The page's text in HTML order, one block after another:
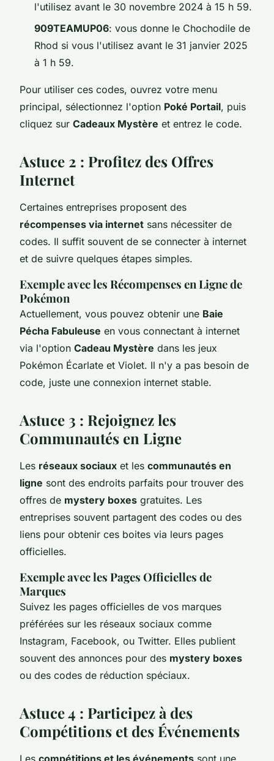
l'utilisez avant le 30 novembre 2024 à 15 h 59.
909TEAMUP06: vous donne le Chochodile de
Rhod si vous l'utilisez avant le 31 janvier 2025
à 1 h 59.
Pour utiliser ces codes, ouvrez votre menu
principal, sélectionnez l'option Poké Portail, puis
cliquez sur Cadeaux Mystère et entrez le code.
Astuce 2 : Profitez des Offres
Internet
Certaines entreprises proposent des
récompenses via internet sans nécessiter de
codes. Il suffit souvent de se connecter à internet
et de suivre quelques étapes simples.
Exemple avec les Récompenses en Ligne de
Pokémon
Actuellement, vous pouvez obtenir une Baie
Pécha Fabuleuse en vous connectant à internet
via l'option Cadeau Mystère dans les jeux
Pokémon Écarlate et Violet. Il n'y a pas besoin de
code, juste une connexion internet stable.
Astuce 3 : Rejoignez les
Communautés en Ligne
Les réseaux sociaux et les communautés en
ligne sont des endroits parfaits pour trouver des
offres de mystery boxes gratuites. Les
entreprises souvent partagent des codes ou des
liens pour obtenir ces boites via leurs pages
officielles.
Exemple avec les Pages Officielles de
Marques
Suivez les pages officielles de vos marques
préférées sur les réseaux sociaux comme
Instagram, Facebook, ou Twitter. Elles publient
souvent des annonces pour des mystery boxes
ou des codes de réduction spéciaux.
Astuce 4 : Participez à des
Compétitions et des Événements
Les compétitions et les événements sont une